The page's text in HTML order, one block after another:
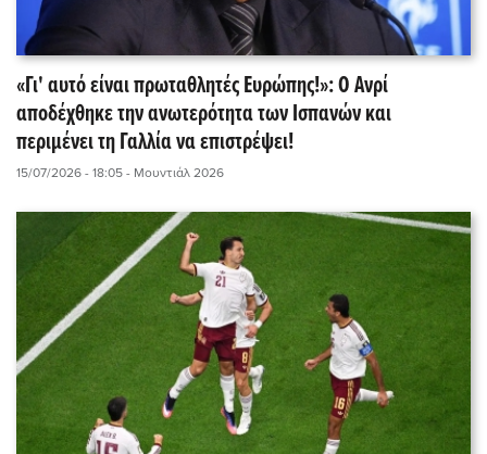
«Γι' αυτό είναι πρωταθλητές Ευρώπης!»: Ο Ανρί
αποδέχθηκε την ανωτερότητα των Ισπανών και
περιμένει τη Γαλλία να επιστρέψει!
15/07/2026 - 18:05 - Μουντιάλ 2026